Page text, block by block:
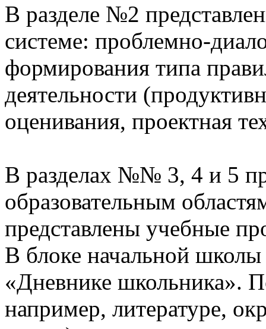
В разделе №2
системе: проблемно-
формирования типа
деятельности
оценивания, проектная
В разделах №№ 3, 4 и 5
образовательным
представлены учебные
В блоке начальной
«Дневнике школьника».
например, литературе,